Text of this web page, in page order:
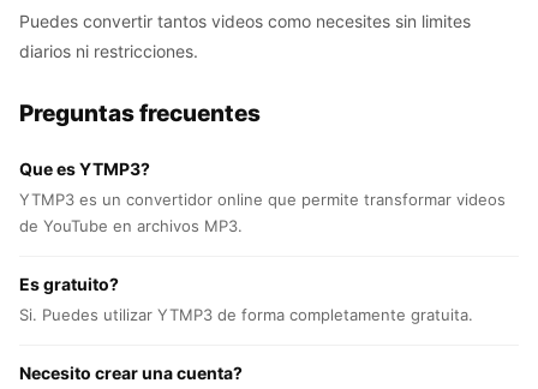
Puedes convertir tantos videos como necesites sin limites
diarios ni restricciones.
Preguntas frecuentes
Que es YTMP3?
YTMP3 es un convertidor online que permite transformar videos
de YouTube en archivos MP3.
Es gratuito?
Si. Puedes utilizar YTMP3 de forma completamente gratuita.
Necesito crear una cuenta?